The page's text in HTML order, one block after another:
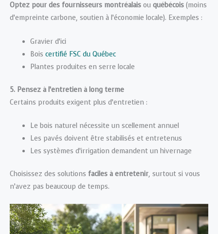
Optez pour des fournisseurs montréalais ou québécois (moins
d’empreinte carbone, soutien à l’économie locale). Exemples :
Gravier d’ici
Bois certifié FSC du Québec
Plantes produites en serre locale
5. Pensez à l’entretien à long terme
Certains produits exigent plus d’entretien :
Le bois naturel nécessite un scellement annuel
Les pavés doivent être stabilisés et entretenus
Les systèmes d’irrigation demandent un hivernage
Choisissez des solutions faciles à entretenir, surtout si vous
n’avez pas beaucoup de temps.